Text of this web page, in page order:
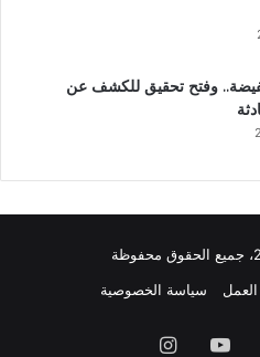
وفتح تحقيق للكشف عن
سياسة الخصوصية
يوتيوبانستقرام